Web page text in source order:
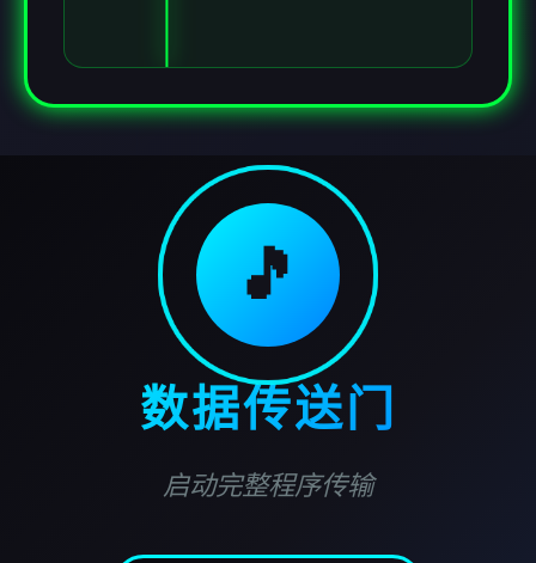
🎵
数据传送门
启动完整程序传输